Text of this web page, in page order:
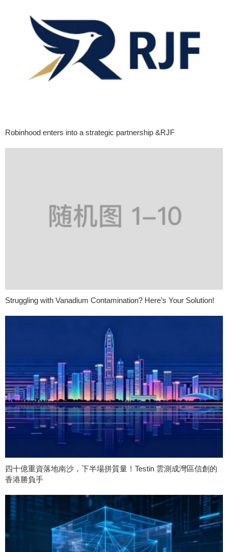
Robinhood enters into a strategic partnership &RJF
Struggling with Vanadium Contamination? Here’s Your Solution!
四十億重資落地南沙，下半場拼質量！Testin 雲測成灣區信創的
香港勝負手